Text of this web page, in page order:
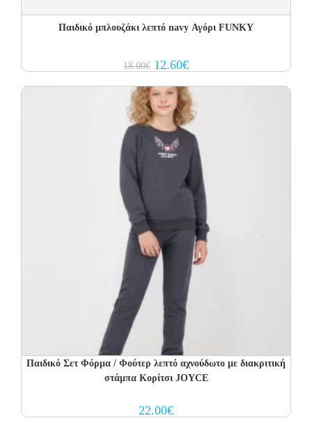
Παιδικό μπλουζάκι λεπτό navy Αγόρι FUNKY
18.00€ Original
price
18.00€.
12.60€Current
price
12.60€.
Παιδικό Σετ Φόρμα / Φούτερ λεπτό αχνούδωτο με διακριτική
στάμπα Κορίτσι JOYCE
22.00€